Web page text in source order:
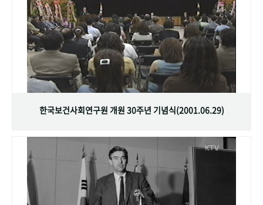
한국보건사회연구원 개원 30주년 기념식(2001.06.29)